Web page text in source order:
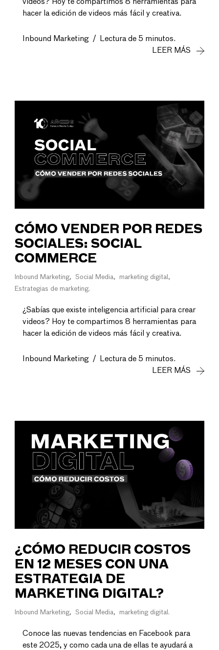
videos? Hoy te compartimos 8 herramientas para
hacer la edición de videos más fácil y creativa.
Inbound Marketing /
Lectura de 5 minutos.
LEER MÁS
CÓMO VENDER POR REDES
SOCIALES: SOCIAL
COMMERCE
Inbound Marketing Social Media
marketing digital
Estrategias de marketing
¿Sabías que existe inteligencia artificial para crear
videos? Hoy te compartimos 8 herramientas para
hacer la edición de videos más fácil y creativa.
Inbound Marketing /
Lectura de 5 minutos.
LEER MÁS
¿CÓMO REDUCIR COSTOS
EN 12 MESES CON UNA
ESTRATEGIA DE
MARKETING DIGITAL?
Inbound Marketing Social Media marketing digital
Conoce las nuevas tendencias en Facebook para
este 2025, y como cada una de ellas te ayudará a